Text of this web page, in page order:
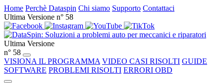
Home Perchè Dataspin Chi siamo Supporto Contattaci
Ultima Versione n° 58
Ultima Versione
n° 58
VISIONA IL PROGRAMMA VIDEO CASI RISOLTI GUIDE
SOFTWARE PROBLEMI RISOLTI ERRORI OBD